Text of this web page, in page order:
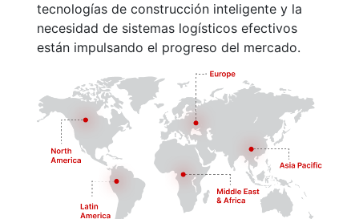
tecnologías de construcción inteligente y la
necesidad de sistemas logísticos efectivos
están impulsando el progreso del mercado.